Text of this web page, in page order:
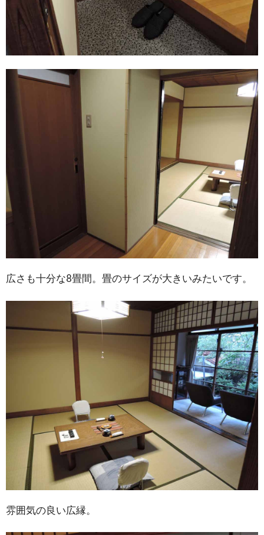
広さも十分な8畳間。畳のサイズが大きいみたいです。
雰囲気の良い広縁。